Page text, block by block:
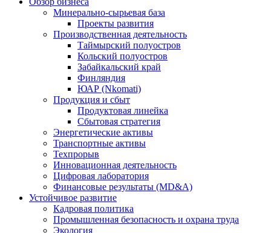
Минерально-сырьевая база
Проекты развития
Производственная деятельность
Таймырский полуостров
Кольский полуостров
Забайкальский край
Финляндия
ЮАР (Nkomati)
Продукция и сбыт
Продуктовая линейка
Сбытовая стратегия
Энергетические активы
Транспортные активы
Техпрорыв
Инновационная деятельность
Цифровая лаборатория
Финансовые результаты (MD&A)
Устойчивое развитие
Кадровая политика
Промышленная безопасность и охрана труда
Экология